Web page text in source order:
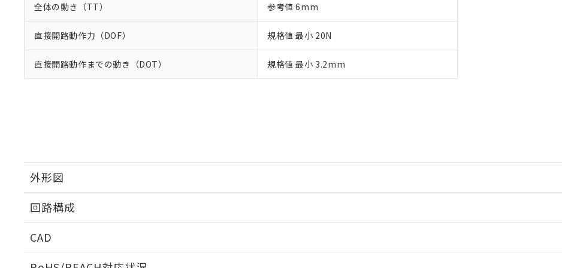
全体の動き（TT） 参考値 6mm
直接開路動作力（DOF） 規格値 最小 20N
直接開路動作までの動き（DOT） 規格値 最小 3.2mm
外形図
回路構成
CAD